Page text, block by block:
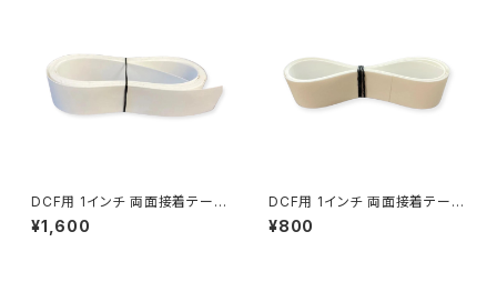
DCF用 1インチ 両面接着テープ
3ｍ
¥1,600
DCF用 1インチ 両面接着テープ
1.5ｍ
¥800